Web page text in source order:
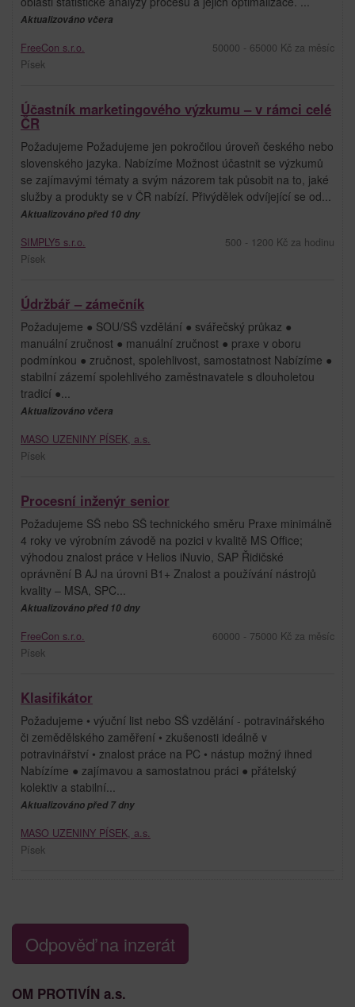
Aktualizováno včera
FreeCon s.r.o.
Písek
50000 - 65000 Kč za měsíc
Účastník marketingového výzkumu – v rámci celé
ČR
Požadujeme Požadujeme jen pokročilou úroveň českého nebo
slovenského jazyka. Nabízíme Možnost účastnit se výzkumů
se zajímavými tématy a svým názorem tak působit na to, jaké
služby a produkty se v ČR nabízí. Přivýdělek odvíjející se od...
Aktualizováno před 10 dny
SIMPLY5 s.r.o.
Písek
500 - 1200 Kč za hodinu
Údržbář – zámečník
Požadujeme ● SOU/SŠ vzdělání ● svářečský průkaz ●
manuální zručnost ● manuální zručnost ● praxe v oboru
podmínkou ● zručnost, spolehlivost, samostatnost Nabízíme ●
stabilní zázemí spolehlivého zaměstnavatele s dlouholetou
tradicí ●...
Aktualizováno včera
MASO UZENINY PÍSEK, a.s.
Písek
Procesní inženýr senior
Požadujeme SŠ nebo SŠ technického směru Praxe minimálně
4 roky ve výrobním závodě na pozici v kvalitě MS Office;
výhodou znalost práce v Helios iNuvio, SAP Řidičské
oprávnění B AJ na úrovni B1+ Znalost a používání nástrojů
kvality – MSA, SPC...
Aktualizováno před 10 dny
FreeCon s.r.o.
Písek
60000 - 75000 Kč za měsíc
Klasifikátor
Požadujeme • výuční list nebo SŠ vzdělání - potravinářského
či zemědělského zaměření • zkušenosti ideálně v
potravinářství • znalost práce na PC • nástup možný ihned
Nabízíme ● zajímavou a samostatnou práci ● přátelský
kolektiv a stabilní...
Aktualizováno před 7 dny
MASO UZENINY PÍSEK, a.s.
Písek
Odpověď na inzerát
OM PROTIVÍN a.s.